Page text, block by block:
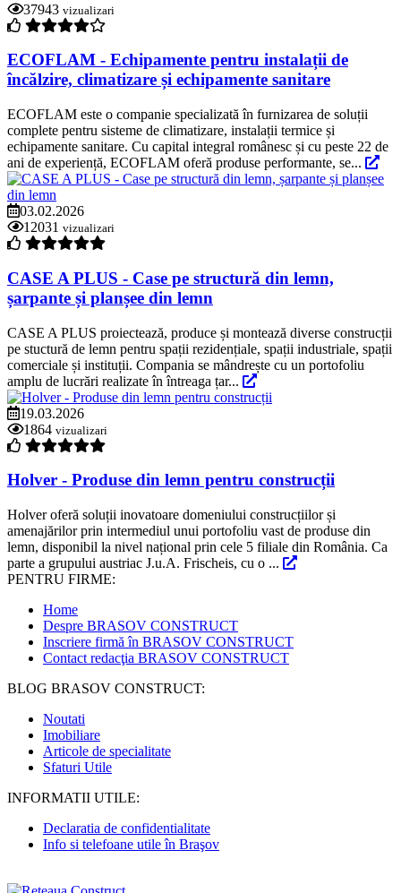
37943 vizualizari
ECOFLAM - Echipamente pentru instalații de
încălzire, climatizare și echipamente sanitare
ECOFLAM este o companie specializată în furnizarea de soluții
complete pentru sisteme de climatizare, instalații termice și
echipamente sanitare. Cu capital integral românesc și cu peste 22 de
ani de experiență, ECOFLAM oferă produse performante, se...
03.02.2026
12031 vizualizari
CASE A PLUS - Case pe structură din lemn,
șarpante și planșee din lemn
CASE A PLUS proiectează, produce și montează diverse construcții
pe stuctură de lemn pentru spații rezidențiale, spații industriale, spații
comerciale și instituții. Compania se mândrește cu un portofoliu
amplu de lucrări realizate în întreaga țar...
19.03.2026
1864 vizualizari
Holver - Produse din lemn pentru construcții
Holver oferă soluții inovatoare domeniului construcțiilor și
amenajărilor prin intermediul unui portofoliu vast de produse din
lemn, disponibil la nivel național prin cele 5 filiale din România. Ca
parte a grupului austriac J.u.A. Frischeis, cu o ...
PENTRU FIRME:
Home
Despre BRASOV CONSTRUCT
Inscriere firmă în BRASOV CONSTRUCT
Contact redacţia BRASOV CONSTRUCT
BLOG BRASOV CONSTRUCT:
Noutati
Imobiliare
Articole de specialitate
Sfaturi Utile
INFORMATII UTILE:
Declaratia de confidentialitate
Info si telefoane utile în Braşov